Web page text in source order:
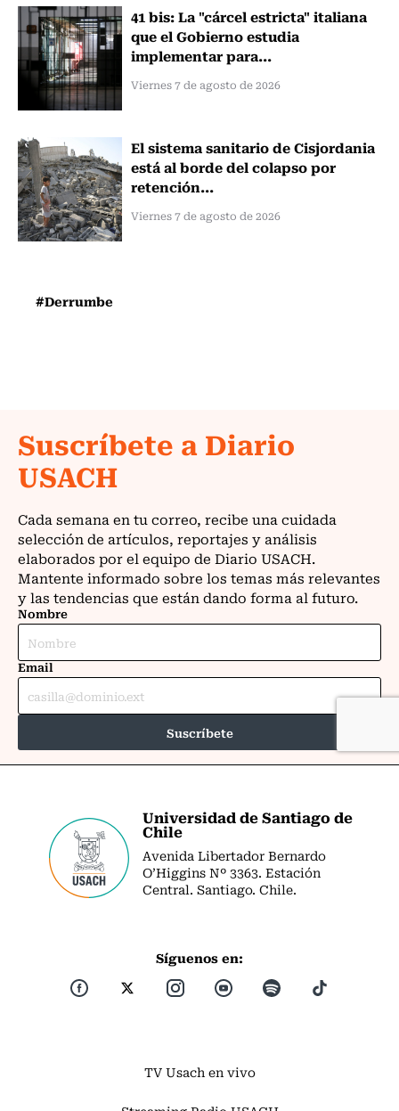
41 bis: La "cárcel estricta" italiana
que el Gobierno estudia
implementar para...
Viernes 7 de agosto de 2026
El sistema sanitario de Cisjordania
está al borde del colapso por
retención...
Viernes 7 de agosto de 2026
#Derrumbe
Universidad de Santiago de
Chile
Avenida Libertador Bernardo
O’Higgins Nº 3363. Estación
Central. Santiago. Chile.
Síguenos en:
TV Usach en vivo